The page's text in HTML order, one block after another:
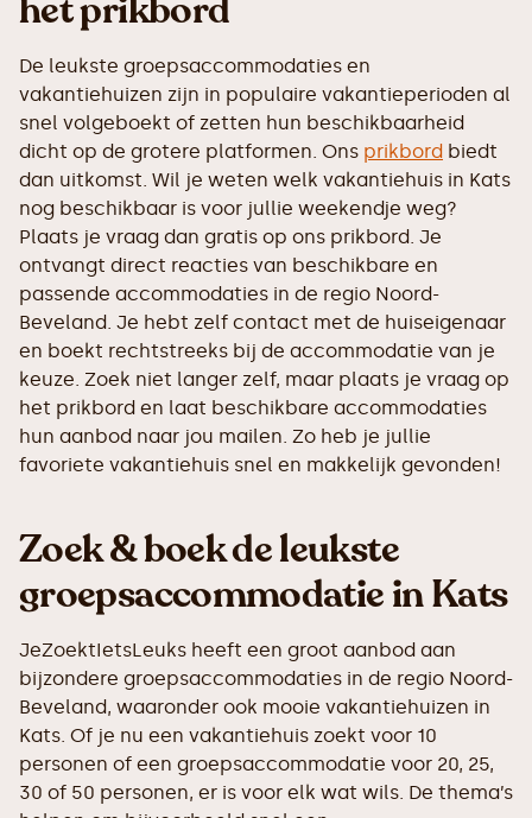
het prikbord
De leukste groepsaccommodaties en
vakantiehuizen zijn in populaire vakantieperioden al
snel volgeboekt of zetten hun beschikbaarheid
dicht op de grotere platformen. Ons prikbord biedt
dan uitkomst. Wil je weten welk vakantiehuis in Kats
nog beschikbaar is voor jullie weekendje weg?
Plaats je vraag dan gratis op ons prikbord. Je
ontvangt direct reacties van beschikbare en
passende accommodaties in de regio Noord-
Beveland. Je hebt zelf contact met de huiseigenaar
en boekt rechtstreeks bij de accommodatie van je
keuze. Zoek niet langer zelf, maar plaats je vraag op
het prikbord en laat beschikbare accommodaties
hun aanbod naar jou mailen. Zo heb je jullie
favoriete vakantiehuis snel en makkelijk gevonden!
Zoek & boek de leukste
groepsaccommodatie in Kats
JeZoektIetsLeuks heeft een groot aanbod aan
bijzondere groepsaccommodaties in de regio Noord-
Beveland, waaronder ook mooie vakantiehuizen in
Kats. Of je nu een vakantiehuis zoekt voor 10
personen of een groepsaccommodatie voor 20, 25,
30 of 50 personen, er is voor elk wat wils. De thema’s